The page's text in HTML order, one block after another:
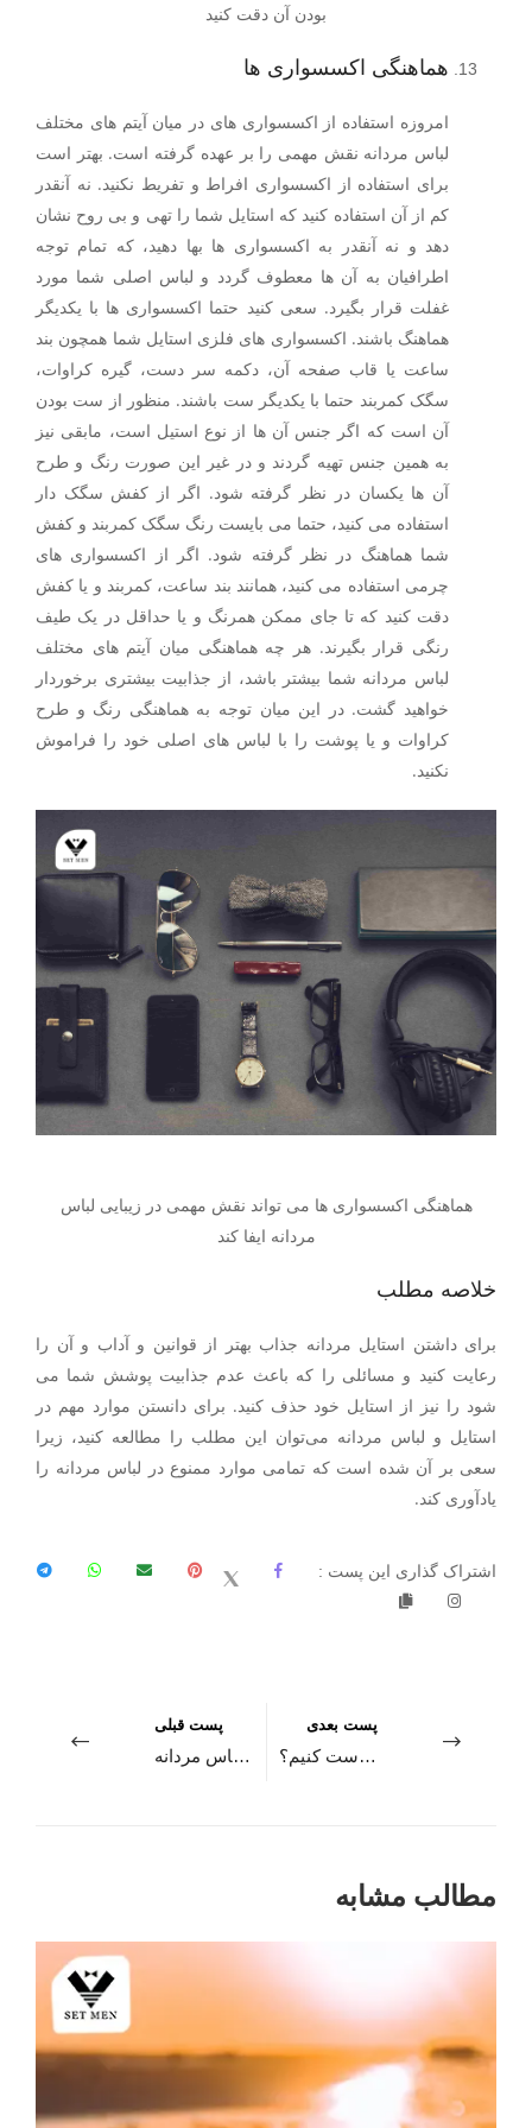
بودن آن دقت کنید
هماهنگی اکسسواری ها
امروزه استفاده از اکسسواری های در میان آیتم های مختلف
لباس مردانه نقش مهمی را بر عهده گرفته است. بهتر است
برای استفاده از اکسسواری افراط و تفریط نکنید. نه آنقدر
کم از آن استفاده کنید که استایل شما را تهی و بی روح نشان
دهد و نه آنقدر به اکسسواری ها بها دهید، که تمام توجه
اطرافیان به آن ها معطوف گردد و لباس اصلی شما مورد
غفلت قرار بگیرد. سعی کنید حتما اکسسواری ها با یکدیگر
هماهنگ باشند. اکسسواری های فلزی استایل شما همچون بند
ساعت یا قاب صفحه آن، دکمه سر دست، گیره کراوات،
سگک کمربند حتما با یکدیگر ست باشند. منظور از ست بودن
آن است که اگر جنس آن ها از نوع استیل است، مابقی نیز
به همین جنس تهیه گردند و در غیر این صورت رنگ و طرح
آن ها یکسان در نظر گرفته شود‌. اگر از کفش سگک دار
استفاده می کنید، حتما می بایست رنگ سگک کمربند و کفش
شما هماهنگ در نظر گرفته شود‌. اگر از اکسسواری های
چرمی استفاده می کنید، همانند بند ساعت، کمربند و یا کفش
دقت کنید که تا جای ممکن همرنگ و یا حداقل در یک طیف
رنگی قرار بگیرند. هر چه هماهنگی میان آیتم های مختلف
لباس مردانه شما بیشتر باشد، از جذابیت بیشتری برخوردار
خواهید گشت. در این میان توجه به هماهنگی رنگ و طرح
کراوات و یا پوشت را با لباس های اصلی خود را فراموش
نکنید.
هماهنگی اکسسواری ها می تواند نقش مهمی در زیبایی لباس
مردانه ایفا کند
خلاصه مطلب
برای داشتن استایل مردانه جذاب بهتر از قوانین و آداب و آن را
رعایت کنید و مسائلی را که باعث عدم جذابیت پوشش شما می
شود را نیز از استایل خود حذف کنید. برای دانستن موارد مهم در
استایل و لباس مردانه می‌توان این مطلب را مطالعه کنید، زیرا
سعی بر آن شده است که تمامی موارد ممنوع در لباس مردانه را
یادآوری کند.
اشتراک گذاری این پست :
پست قبلی
آداب پوشیدن لباس مردانه
پست بعدی
چگونه رنگ لباس خود را به صورت خلاقانه ست کنیم؟
مطالب مشابه